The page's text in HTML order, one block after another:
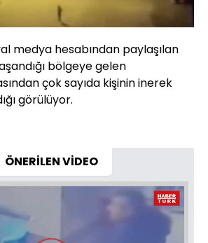
medya hesabından paylaşılan
bölgeye gelen
çok sayıda kişinin inerek
görülüyor.
ÖNERİLEN VİDEO